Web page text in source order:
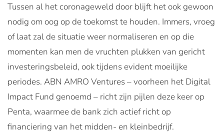
Tussen al het coronageweld door blijft het ook gewoon
nodig om oog op de toekomst te houden. Immers, vroeg
of laat zal de situatie weer normaliseren en op die
momenten kan men de vruchten plukken van gericht
investeringsbeleid, ook tijdens evident moeilijke
periodes. ABN AMRO Ventures – voorheen het Digital
Impact Fund genoemd – richt zijn pijlen deze keer op
Penta, waarmee de bank zich actief richt op
financiering van het midden- en kleinbedrijf.